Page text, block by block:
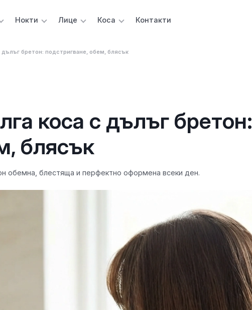
Нокти Лице Коса Контакти
дълъг бретон: подстригване, обем, блясък
коса с дълъг бретон:
блясък
обемна, блестяща и перфектно оформена всеки ден.